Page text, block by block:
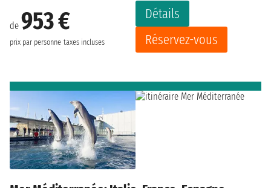
de 953 €
prix par personne taxes incluses
Détails
Réservez-vous